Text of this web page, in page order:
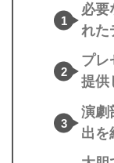
必要
れた
プレ
提供
演劇
出を